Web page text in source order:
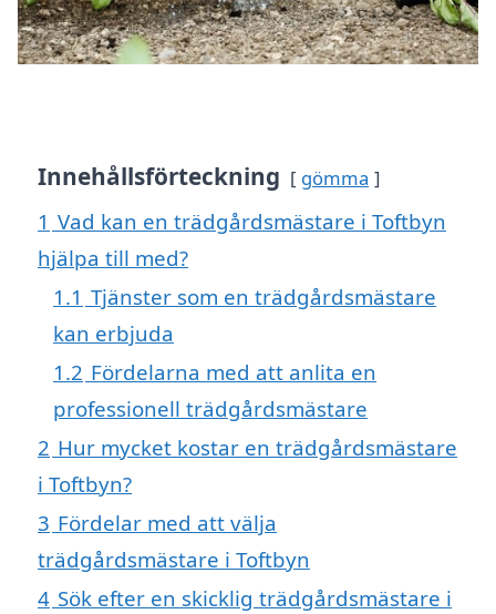
Innehållsförteckning gömma
1 Vad kan en trädgårdsmästare i Toftbyn
hjälpa till med?
1.1 Tjänster som en trädgårdsmästare
kan erbjuda
1.2 Fördelarna med att anlita en
professionell trädgårdsmästare
2 Hur mycket kostar en trädgårdsmästare
i Toftbyn?
3 Fördelar med att välja
trädgårdsmästare i Toftbyn
4 Sök efter en skicklig trädgårdsmästare i